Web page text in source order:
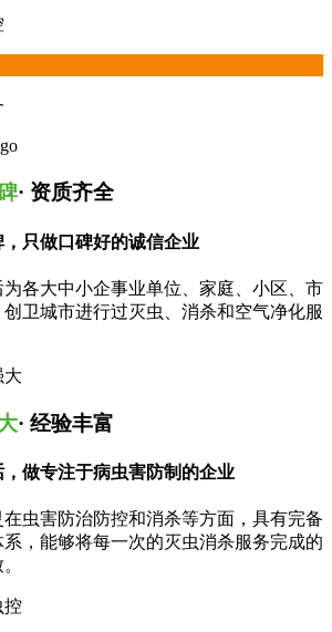
· 资质齐全
，只做口碑好的诚信企业
为各大中小企事业单位、家庭、小区、市
卫城市进行过灭虫、消杀和空气净化服
· 经验丰富
，做专注于病虫害防制的企业
虫害防治防控和消杀等方面，具有完备
系，能够将每一次的灭虫消杀服务完成的